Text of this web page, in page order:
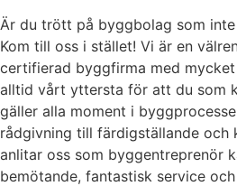
Är du trött på byggbolag som
Kom till oss i stället! Vi är en
certifierad byggfirma med
alltid vårt yttersta för att du som
gäller alla moment i
rådgivning till färdigställande och
anlitar oss som byggentreprenör
bemötande, fantastisk service